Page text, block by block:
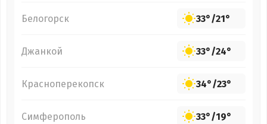
Белогорск 33°/21°
Джанкой 33°/24°
Красноперекопск 34°/23°
Симферополь 33°/19°